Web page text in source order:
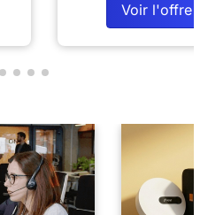
Voir l'offre